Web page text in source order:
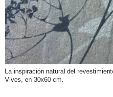
La inspiración natural del
Vives, en 30x60 cm.